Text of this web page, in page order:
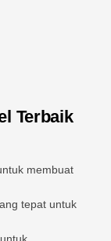
Terbaik
membuat
tepat untuk